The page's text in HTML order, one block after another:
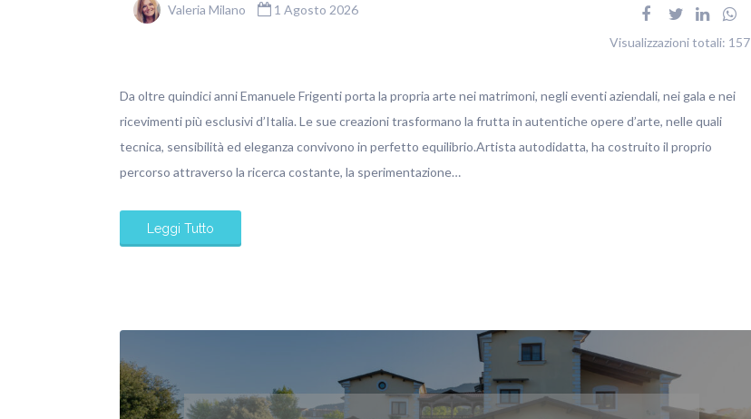
Valeria Milano 1 Agosto 2026
Visualizzazioni totali: 157
Da oltre quindici anni Emanuele Frigenti porta la propria arte nei matrimoni, negli eventi aziendali, nei gala e nei
ricevimenti più esclusivi d’Italia. Le sue creazioni trasformano la frutta in autentiche opere d’arte, nelle quali
tecnica, sensibilità ed eleganza convivono in perfetto equilibrio.Artista autodidatta, ha costruito il proprio
percorso attraverso la ricerca costante, la sperimentazione…
Leggi Tutto